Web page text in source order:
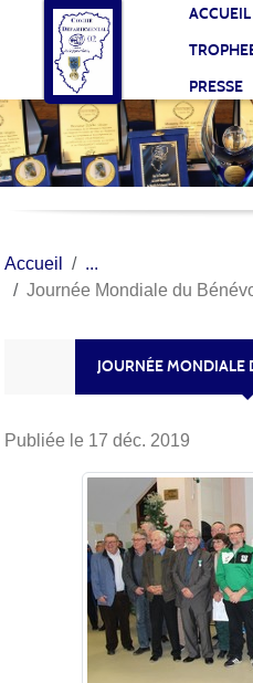
ACCUEIL
PRESSE
Accueil
Journée Mondiale du
JOURNÉE MONDIALE
Publiée le 17 déc. 2019
Panneau de gestion des cookies